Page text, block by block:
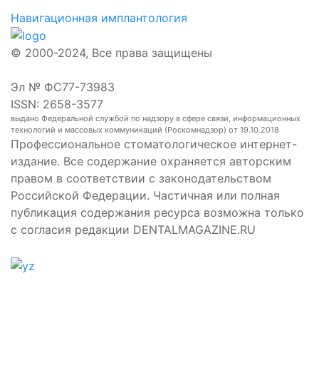
Навигационная имплантология
© 2000-2024, Все права защищены
Эл № ФС77-73983
ISSN: 2658-3577
выдано Федеральной службой по надзору в сфере связи, информационных
технологий и массовых коммуникаций (Роскомнадзор) от 19.10.2018
Профессиональное стоматологическое интернет-
издание. Все содержание охраняется авторским
правом в соответствии с законодательством
Российской Федерации. Частичная или полная
публикация содержания ресурса возможна только
с согласия редакции DENTALMAGAZINE.RU